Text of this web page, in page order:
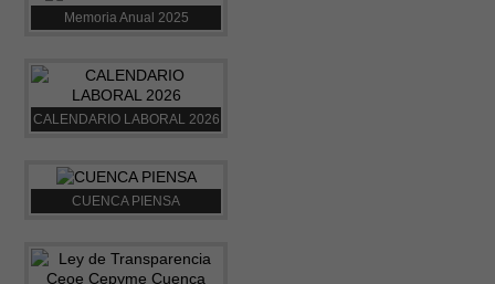
Memoria Anual 2025
CALENDARIO LABORAL 2026
CUENCA PIENSA